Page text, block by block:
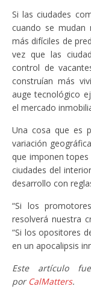
Si las ciudades
cuando se mudan
más difíciles de
vez que las
control de
construían más
auge tecnológico
el mercado
Una cosa que es
variación
que imponen
ciudades del
desarrollo con
“Si los
resolverá nuestra
“Si los opositores
en un apocalipsis
Este artículo
por CalMatters.